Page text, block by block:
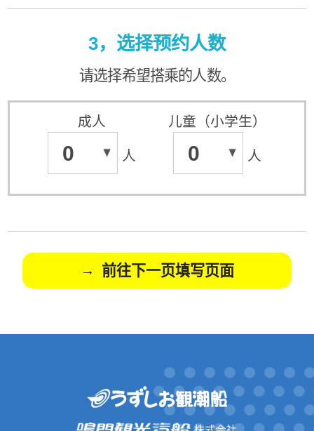
3，选择预约人数
请选择希望搭乘的人数。
成人
0 人
儿童（小学生）
0 人
前往下一页填写页面